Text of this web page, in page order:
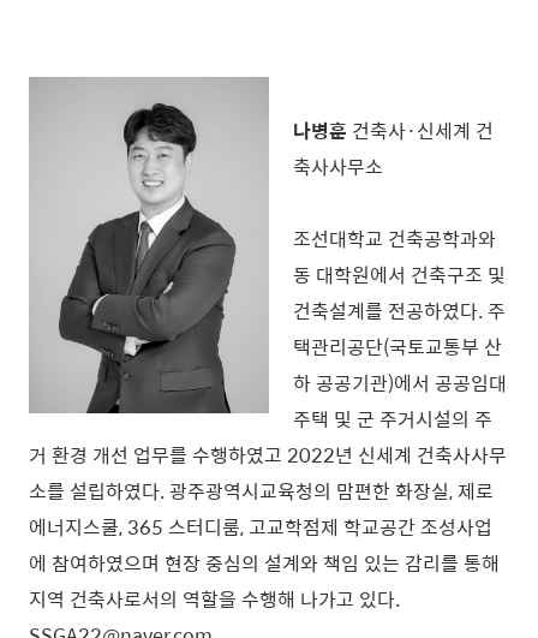
나병훈 건축사·신세계 건
축사사무소
조선대학교 건축공학과와
동 대학원에서 건축구조 및
건축설계를 전공하였다. 주
택관리공단(국토교통부 산
하 공공기관)에서 공공임대
주택 및 군 주거시설의 주
거 환경 개선 업무를 수행하였고 2022년 신세계 건축사사무
소를 설립하였다. 광주광역시교육청의 맘편한 화장실, 제로
에너지스쿨, 365 스터디룸, 고교학점제 학교공간 조성사업
에 참여하였으며 현장 중심의 설계와 책임 있는 감리를 통해
지역 건축사로서의 역할을 수행해 나가고 있다.